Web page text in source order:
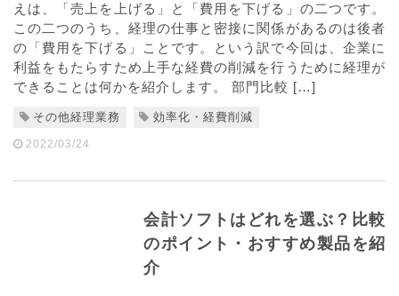
えは、「売上を上げる」と「費用を下げる」の二つです。
この二つのうち、経理の仕事と密接に関係があるのは後者
の「費用を下げる」ことです。という訳で今回は、企業に
利益をもたらすため上手な経費の削減を行うために経理が
できることは何かを紹介します。 部門比較 […]
その他経理業務 効率化・経費削減
2022/03/24
会計ソフトはどれを選ぶ？比較
のポイント・おすすめ製品を紹
介